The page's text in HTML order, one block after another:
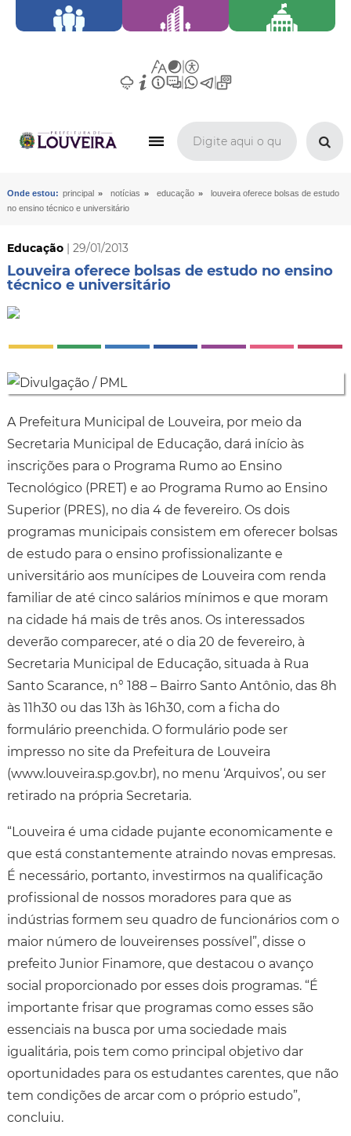
Onde estou: principal » notícias » educação »
louveira oferece bolsas de estudo
no ensino técnico e universitário
Educação| 29/01/2013
Louveira oferece bolsas de estudo no ensino
técnico e universitário
A Prefeitura Municipal de Louveira, por meio da
Secretaria Municipal de Educação, dará início às
inscrições para o Programa Rumo ao Ensino
Tecnológico (PRET) e ao Programa Rumo ao Ensino
Superior (PRES), no dia 4 de fevereiro. Os dois
programas municipais consistem em oferecer bolsas
de estudo para o ensino profissionalizante e
universitário aos munícipes de Louveira com renda
familiar de até cinco salários mínimos e que moram
na cidade há mais de três anos. Os interessados
deverão comparecer, até o dia 20 de fevereiro, à
Secretaria Municipal de Educação, situada à Rua
Santo Scarance, n° 188 – Bairro Santo Antônio, das 8h
às 11h30 ou das 13h às 16h30, com a ficha do
formulário preenchida. O formulário pode ser
impresso no site da Prefeitura de Louveira
(www.louveira.sp.gov.br), no menu ‘Arquivos’, ou ser
retirado na própria Secretaria.
“Louveira é uma cidade pujante economicamente e
que está constantemente atraindo novas empresas.
É necessário, portanto, investirmos na qualificação
profissional de nossos moradores para que as
indústrias formem seu quadro de funcionários com o
maior número de louveirenses possível”, disse o
prefeito Junior Finamore, que destacou o avanço
social proporcionado por esses dois programas. “É
importante frisar que programas como esses são
essenciais na busca por uma sociedade mais
igualitária, pois tem como principal objetivo dar
oportunidades para os estudantes carentes, que não
tem condições de arcar com o próprio estudo”,
concluiu.